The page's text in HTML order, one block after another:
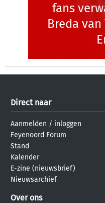
fans
Breda van
Direct naar
Aanmelden / inloggen
Feyenoord Forum
Stand
Kalender
E-zine (nieuwsbrief)
Nieuwsarchief
Over ons